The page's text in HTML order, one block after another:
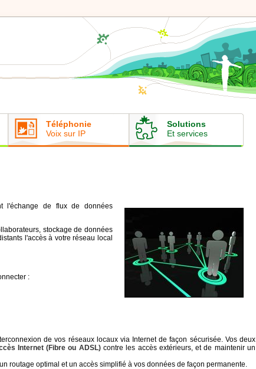
Téléphonie
Voix sur IP
Solutions
Et services
l'échange de flux de données
stockage de données
l'accès à votre réseau local
:
de vos réseaux locaux via Internet de façon sécurisée. Vos deux
Internet (Fibre ou ADSL) contre les accès extérieurs, et de maintenir un
routage optimal et un accès simplifié à vos données de façon permanente.